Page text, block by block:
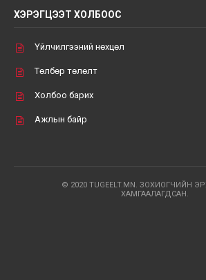
ХЭРЭГЦЭЭТ ХОЛБООС
Үйлчилгээний нөхцөл
Төлбөр төлөлт
Холбоо барих
Ажлын байр
© 2020 TUGEELT.MN. ЗОХИОГЧИЙН
ХАМГААЛАГДСАН.